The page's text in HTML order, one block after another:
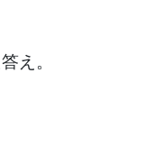
え。